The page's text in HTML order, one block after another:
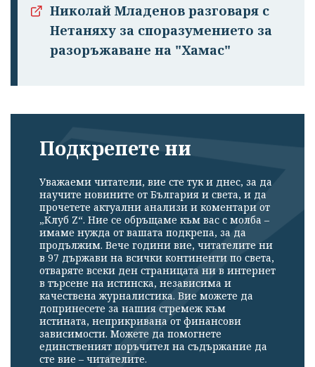
Николай Младенов разговаря с
Нетаняху за споразумението за
разоръжаване на "Хамас"
Подкрепете ни
Уважаеми читатели, вие сте тук и днес, за да
научите новините от България и света, и да
прочетете актуални анализи и коментари от
„Клуб Z“. Ние се обръщаме към вас с молба –
имаме нужда от вашата подкрепа, за да
продължим. Вече години вие, читателите ни
в 97 държави на всички континенти по света,
отваряте всеки ден страницата ни в интернет
в търсене на истинска, независима и
качествена журналистика. Вие можете да
допринесете за нашия стремеж към
истината, неприкривана от финансови
зависимости. Можете да помогнете
единственият поръчител на съдържание да
сте вие – читателите.